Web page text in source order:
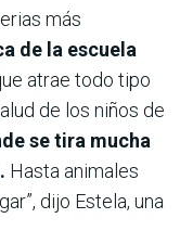
más
de la escuela
atrae todo tipo
de los niños de
se tira mucha
Hasta animales
dijo Estela, una